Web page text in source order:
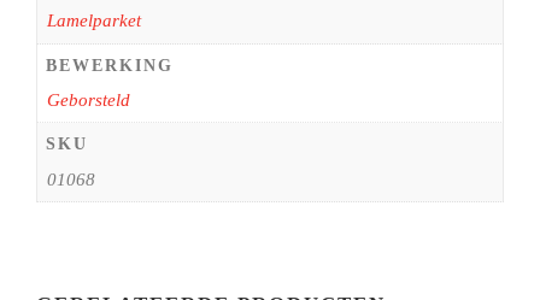
Lamelparket
BEWERKING
Geborsteld
SKU
01068